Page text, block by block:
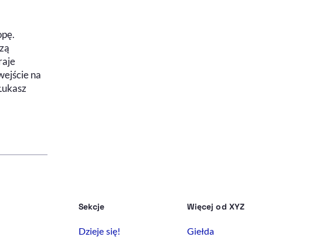
na
Sekcje
Dzieje się!
Więcej od XYZ
Giełda